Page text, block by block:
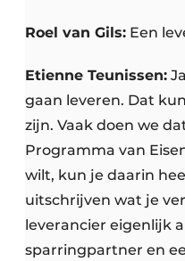
Roel van Gils: Een
Etienne Teunissen:
gaan leveren. Dat
zijn. Vaak doen we
Programma van
wilt, kun je daarin
uitschrijven wat je
leverancier eigenlijk
sparringpartner en